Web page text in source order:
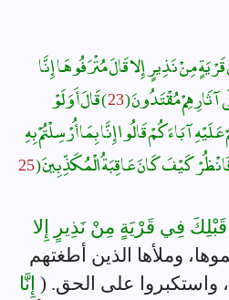
مِنْ نَذِيرٍ إِلا قَالَ مُتْرَفُوهَا إِنَّا
آثَارِهِمْ مُقْتَدُونَ ( ) قَالَ أَوَلَوْ
قَالُوا إِنَّا بِمَا أُرْسِلْتُمْ بِهِ
كَيْفَ كَانَ عَاقِبَةُ الْمُكَذِّبِينَ (
فِي قَرْيَةٍ مِنْ نَذِيرٍ إِلا
وملأها الذين أطغتهم
واستكبروا على الحق. ( إِنَّا